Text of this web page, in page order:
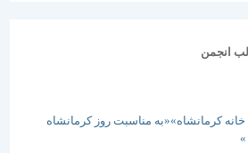
مناسبت روز کرمانشاه